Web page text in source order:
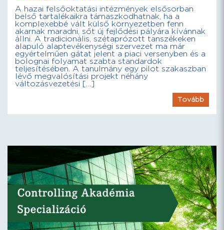
A hazai felsőoktatási intézmények elsősorban
belső tartalékaikra támaszkodhatnak, ha a
komplexebbé vált külső környezetben fenn
akarnak maradni, sőt új fejlődési pályára kívánnak
állni. A tradicionális, szétaprózott tanszékeken
alapuló alaptevékenységi szervezet ma már
egyértelműen gátat jelent a piaci versenyben és a
bolognai folyamat szabta standardok
teljesítésében. A tanulmány egy pilot szakaszban
lévő megvalósítási projekt néhány
változásvezetési […]
Tovább